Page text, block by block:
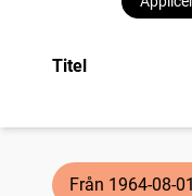
Titel
Från 1964-08-01